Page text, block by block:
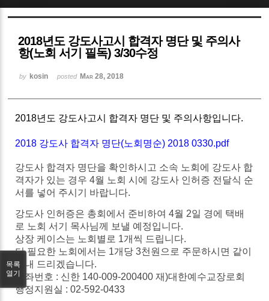
2018년도 강도사고시 합격자 명단 및 주의사
항(노회 서기 필독) 3/30수정
by kosin posted Mar 28, 2018
2018년도 강도사고시 합격자 명단 및 주의사항입니다.
2018 강도사 합격자 명단(노회명순) 2018 0330.pdf
강도사 합격자 명단을 확인하시고 소속 노회에 강도사 합
격자가 있는 경우 4월 노회 시에 강도사 인허증 전달식 순
서를 넣어 주시기 바랍니다.
강도사 인허증은 총회에서 준비하여 4월 2일 경에 택배
로 노회 서기 목사님께 보낼 예정입니다.
상장 케이스는 노회별로 1개씩 드립니다.
더 필요한 노회에서는 1개당 3천원으로 주문하시면 같이
보내 드리겠습니다.
계좌번호 : 신한 140-009-200400재)대한예수교장로회
행정지원실 : 02-592-0433
목록
열기
Sketchbook5, 스케치북5
Sketchbook5, 스케치북5